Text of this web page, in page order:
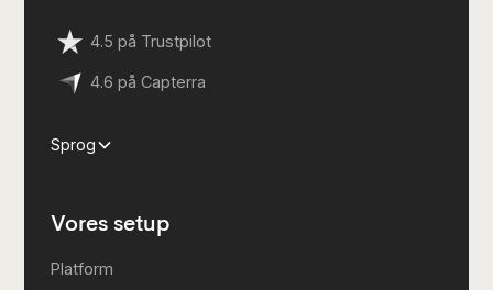
4.5 på Trustpilot
4.6 på Capterra
Sprog
Vores setup
Platform